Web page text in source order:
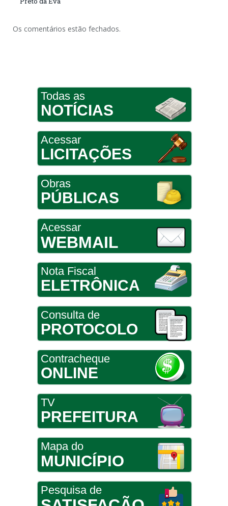
Os comentários estão fechados.
Todas as
NOTÍCIAS
Acessar
LICITAÇÕES
Obras
PÚBLICAS
Acessar
WEBMAIL
Nota Fiscal
ELETRÔNICA
Consulta de
PROTOCOLO
Contracheque
ONLINE
TV
PREFEITURA
Mapa do
MUNICÍPIO
Pesquisa de